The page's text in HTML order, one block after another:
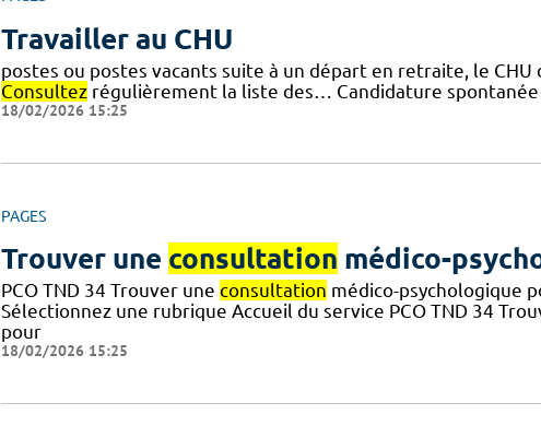
Travailler au CHU
postes ou postes vacants suite à un départ en retraite, le
Consultezrégulièrement la liste des… Candidature
18/02/2026 15:25
PAGES
Trouver une consultation médico-
PCO TND 34 Trouver une consultation médico-psychologique
Sélectionnez une rubrique Accueil du service PCO TND 34
pour
18/02/2026 15:25